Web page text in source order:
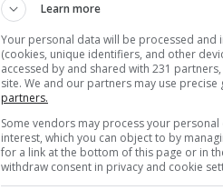
Learn more
Your personal data will be processed
(cookies, unique identifiers, and other
accessed by and shared with 231
site. We and our partners may use
partners.
Some vendors may process your
interest, which you can object to by
for a link at the bottom of this page or in
withdraw consent in privacy and cookie